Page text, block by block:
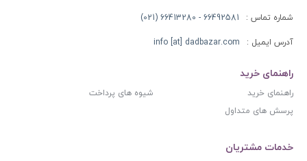
شماره تماس : 66492581 - 66413280 (021)
آدرس ایمیل : info [at] dadbazar.com
راهنمای خرید
راهنمای خرید
شیوه های پرداخت
پرسش های متداول
خدمات مشتریان